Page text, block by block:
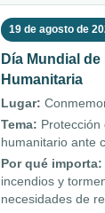
19 de agosto de
Día Mundial
Humanitaria
Lugar:
Tema:
humanitario ante
Por qué importa:
incendios y
necesidades de